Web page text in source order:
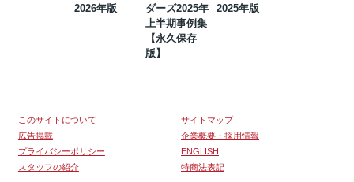
2026年版
ダーズ2025年
上半期事例集
【永久保存
版】
2025年版
このサイトについて
サイトマップ
広告掲載
企業概要・採用情報
プライバシーポリシー
ENGLISH
スタッフの紹介
特商法表記